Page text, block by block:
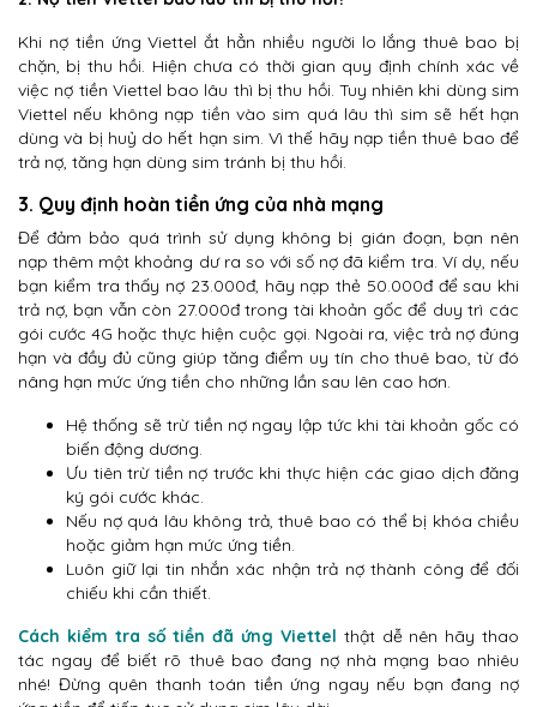
Khi nợ tiền ứng Viettel ắt hẳn nhiều người lo lắng thuê bao bị
chặn, bị thu hồi. Hiện chưa có thời gian quy định chính xác về
việc nợ tiền Viettel bao lâu thì bị thu hồi. Tuy nhiên khi dùng sim
Viettel nếu không nạp tiền vào sim quá lâu thì sim sẽ hết hạn
dùng và bị huỷ do hết hạn sim. Vì thế hãy nạp tiền thuê bao để
trả nợ, tăng hạn dùng sim tránh bị thu hồi.
3. Quy định hoàn tiền ứng của nhà mạng
Để đảm bảo quá trình sử dụng không bị gián đoạn, bạn nên
nạp thêm một khoảng dư ra so với số nợ đã kiểm tra. Ví dụ, nếu
bạn kiểm tra thấy nợ 23.000đ, hãy nạp thẻ 50.000đ để sau khi
trả nợ, bạn vẫn còn 27.000đ trong tài khoản gốc để duy trì các
gói cước 4G hoặc thực hiện cuộc gọi. Ngoài ra, việc trả nợ đúng
hạn và đầy đủ cũng giúp tăng điểm uy tín cho thuê bao, từ đó
nâng hạn mức ứng tiền cho những lần sau lên cao hơn.
Hệ thống sẽ trừ tiền nợ ngay lập tức khi tài khoản gốc có
biến động dương.
Ưu tiên trừ tiền nợ trước khi thực hiện các giao dịch đăng
ký gói cước khác.
Nếu nợ quá lâu không trả, thuê bao có thể bị khóa chiều
hoặc giảm hạn mức ứng tiền.
Luôn giữ lại tin nhắn xác nhận trả nợ thành công để đối
chiếu khi cần thiết.
Cách kiểm tra số tiền đã ứng Viettel thật dễ nên hãy thao
tác ngay để biết rõ thuê bao đang nợ nhà mạng bao nhiêu
nhé! Đừng quên thanh toán tiền ứng ngay nếu bạn đang nợ